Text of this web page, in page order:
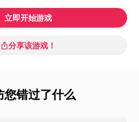
SPANISH HANDBALL. The logo
as ASOBAL brands. Logos ,
Spanish category Men's Handball
information at the time of
liable for the accuracy,
2 Players
立即开始游戏
分享该游戏！
您错过了什么